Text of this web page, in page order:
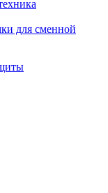
для сменной